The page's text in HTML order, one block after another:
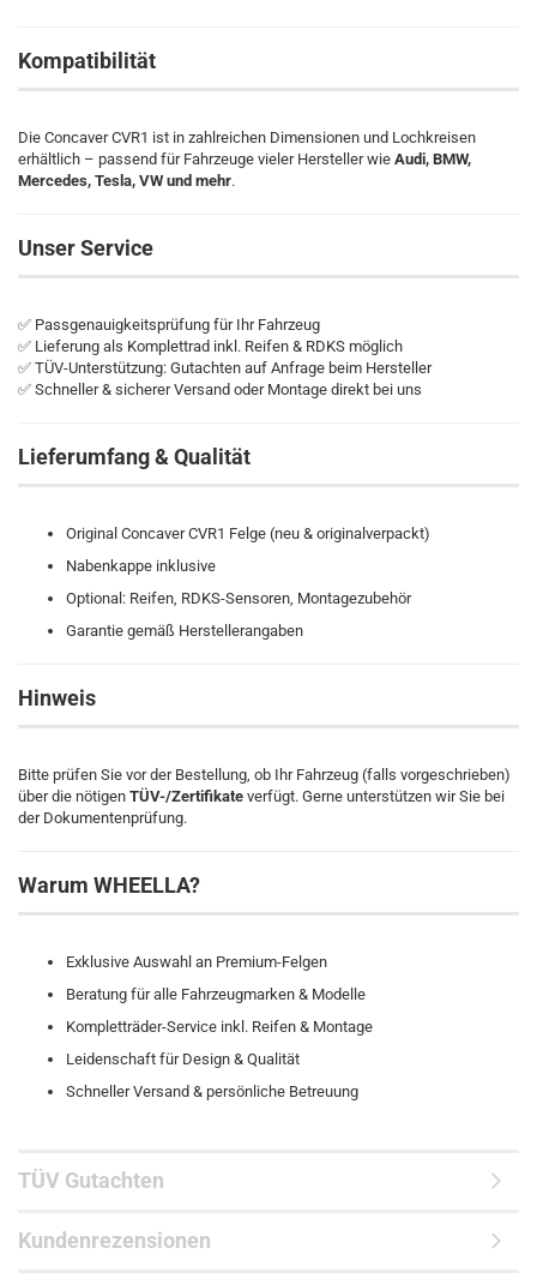
Kompatibilität
Die Concaver CVR1 ist in zahlreichen Dimensionen und Lochkreisen
erhältlich – passend für Fahrzeuge vieler Hersteller wie Audi, BMW,
Mercedes, Tesla, VW und mehr.
Unser Service
✅ Passgenauigkeitsprüfung für Ihr Fahrzeug
✅ Lieferung als Komplettrad inkl. Reifen & RDKS möglich
✅ TÜV-Unterstützung: Gutachten auf Anfrage beim Hersteller
✅ Schneller & sicherer Versand oder Montage direkt bei uns
Lieferumfang & Qualität
Original Concaver CVR1 Felge (neu & originalverpackt)
Nabenkappe inklusive
Optional: Reifen, RDKS-Sensoren, Montagezubehör
Garantie gemäß Herstellerangaben
Hinweis
Bitte prüfen Sie vor der Bestellung, ob Ihr Fahrzeug (falls vorgeschrieben)
über die nötigen TÜV-/Zertifikate verfügt. Gerne unterstützen wir Sie bei
der Dokumentenprüfung.
Warum WHEELLA?
Exklusive Auswahl an Premium-Felgen
Beratung für alle Fahrzeugmarken & Modelle
Kompletträder-Service inkl. Reifen & Montage
Leidenschaft für Design & Qualität
Schneller Versand & persönliche Betreuung
TÜV Gutachten
Kundenrezensionen